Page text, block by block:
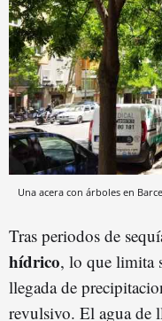
Una acera con árboles en
Tras periodos de
hídrico, lo que limita
llegada de
revulsivo. El agua de